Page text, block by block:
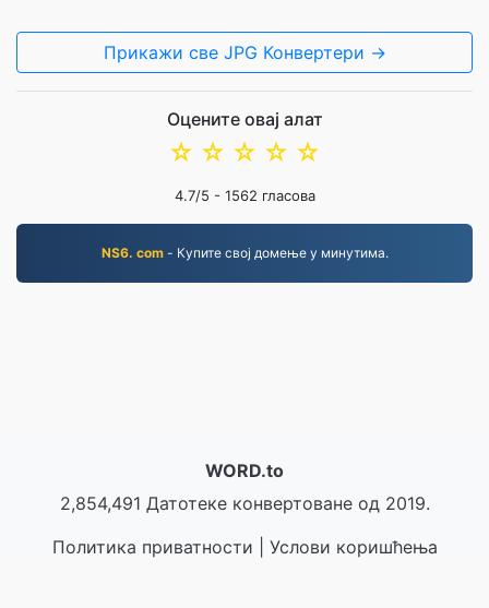
Прикажи све JPG Конвертери →
Оцените овај алат
☆
☆
☆
☆
☆
4.7/5 - 1562 гласова
NS6. com- Купите свој домење у минутима.
WORD.to
2,854,491 Датотеке конвертоване од 2019.
Политика приватности
Услови коришћења